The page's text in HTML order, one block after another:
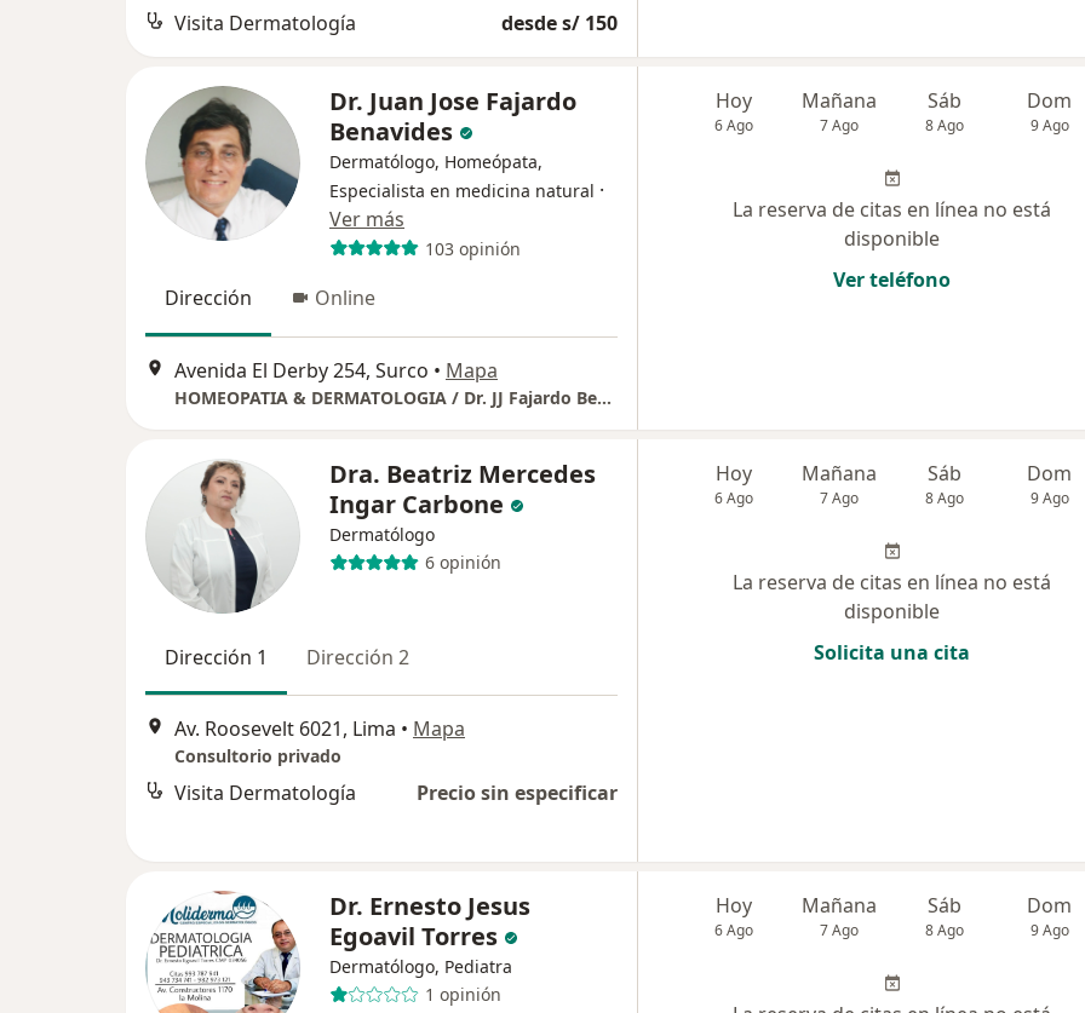
Visita Dermatología desde s/ 150
Dr. Juan Jose Fajardo
Benavides
Dermatólogo, Homeópata,
Especialista en medicina natural ·
Ver más
103 opinión
Dirección Online
Avenida El Derby 254, Surco • Mapa
HOMEOPATIA & DERMATOLOGIA / Dr. JJ Fajardo Benavides
Hoy
6 Ago
Mañana
7 Ago
Sáb
8 Ago
Dom
9 Ago
La reserva de citas en línea no está
disponible
Ver teléfono
Dra. Beatriz Mercedes
Ingar Carbone
Dermatólogo
6 opinión
Dirección 1 Dirección 2
Av. Roosevelt 6021, Lima • Mapa
Consultorio privado
Visita Dermatología Precio sin especificar
Hoy
6 Ago
Mañana
7 Ago
Sáb
8 Ago
Dom
9 Ago
La reserva de citas en línea no está
disponible
Solicita una cita
Dr. Ernesto Jesus
Egoavil Torres
Dermatólogo, Pediatra
1 opinión
Hoy
6 Ago
Mañana
7 Ago
Sáb
8 Ago
Dom
9 Ago